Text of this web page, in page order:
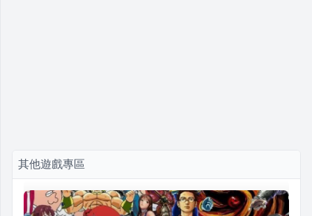
其他遊戲專區